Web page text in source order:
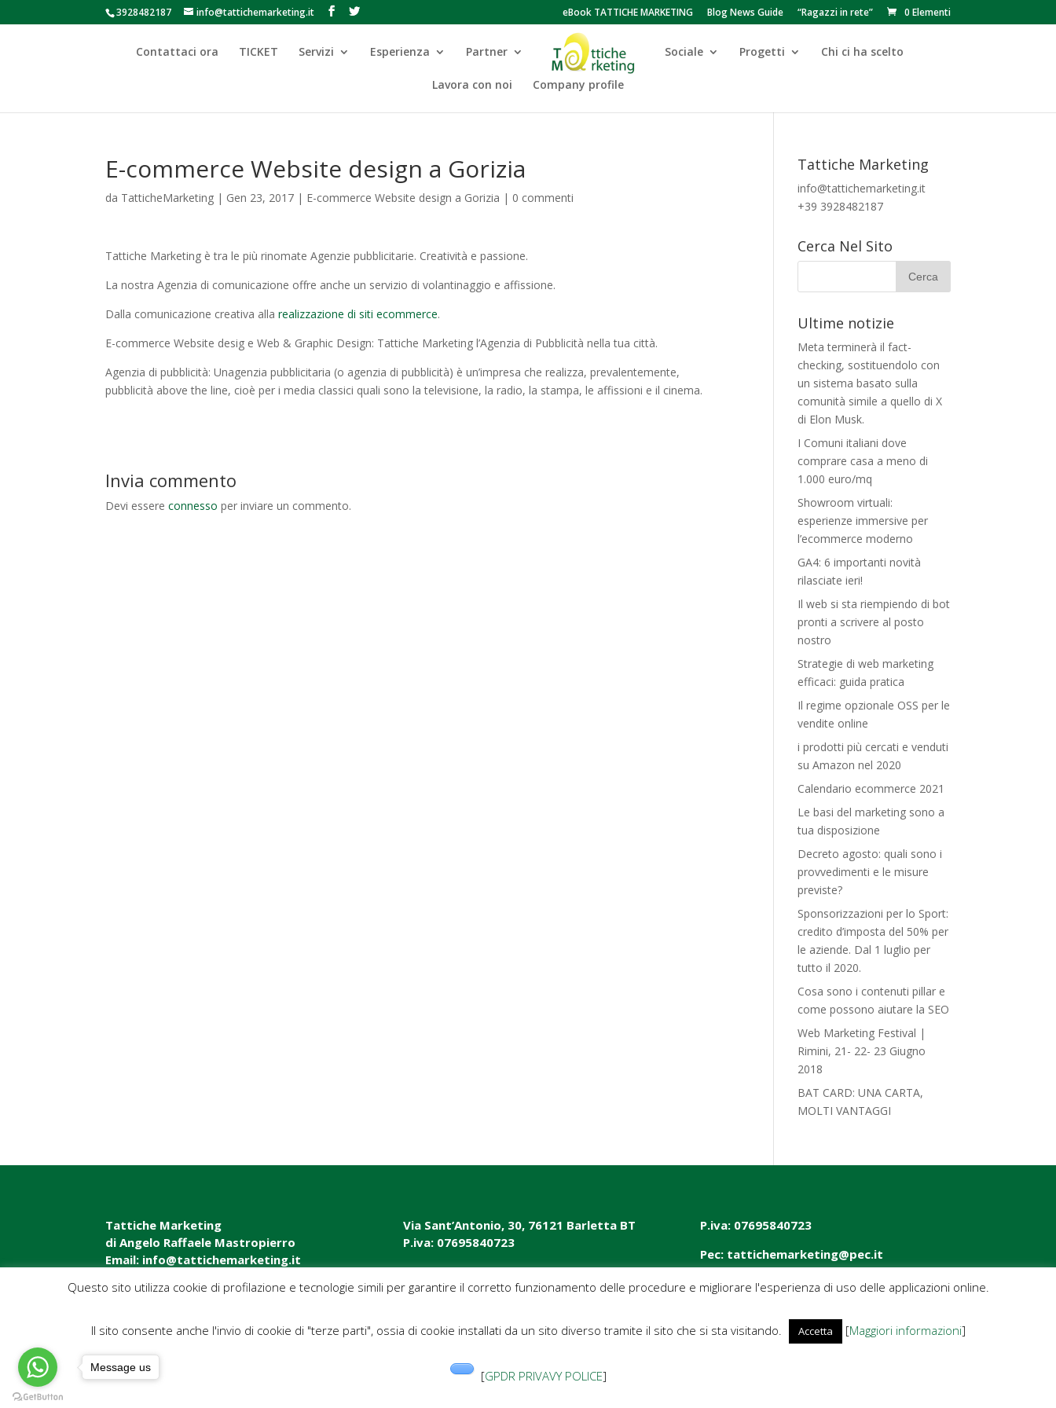
3928482187 info@tattichemarketing.it eBook TATTICHE MARKETING Blog News Guide “Ragazzi in rete” 0 Elementi
Contattaci ora TICKET Servizi Esperienza Partner Sociale Progetti Chi ci ha scelto
Lavora con noi Company profile
E-commerce Website design a Gorizia
da TatticheMarketing | Gen 23, 2017 | E-commerce Website design a Gorizia | 0 commenti
Tattiche Marketing è tra le più rinomate Agenzie pubblicitarie. Creatività e passione.
La nostra Agenzia di comunicazione offre anche un servizio di volantinaggio e affissione.
Dalla comunicazione creativa allarealizzazione di siti ecommerce.
E-commerce Website desig e Web & Graphic Design: Tattiche Marketing l’Agenzia di Pubblicità nella tua città.
Agenzia di pubblicità: Unagenzia pubblicitaria (o agenzia di pubblicità) è un’impresa che realizza, prevalentemente,
pubblicità above the line, cioè per i media classici quali sono la televisione, la radio, la stampa, le affissioni e il cinema.
Invia commento
Devi essereconnesso per inviare un commento.
Tattiche Marketing
info@tattichemarketing.it
+39 3928482187
Cerca Nel Sito
Ultime notizie
Meta terminerà il fact-
checking, sostituendolo con
un sistema basato sulla
comunità simile a quello di X
di Elon Musk.
I Comuni italiani dove
comprare casa a meno di
1.000 euro/mq
Showroom virtuali:
esperienze immersive per
l’ecommerce moderno
GA4: 6 importanti novità
rilasciate ieri!
Il web si sta riempiendo di bot
pronti a scrivere al posto
nostro
Strategie di web marketing
efficaci: guida pratica
Il regime opzionale OSS per le
vendite online
i prodotti più cercati e venduti
su Amazon nel 2020
Calendario ecommerce 2021
Le basi del marketing sono a
tua disposizione
Decreto agosto: quali sono i
provvedimenti e le misure
previste?
Sponsorizzazioni per lo Sport:
credito d’imposta del 50% per
le aziende. Dal 1 luglio per
tutto il 2020.
Cosa sono i contenuti pillar e
come possono aiutare la SEO
Web Marketing Festival |
Rimini, 21- 22- 23 Giugno
2018‎
BAT CARD: UNA CARTA,
MOLTI VANTAGGI
Tattiche Marketing
di Angelo Raffaele Mastropierro
Email: info@tattichemarketing.it
Via Sant’Antonio, 30, 76121 Barletta BT
P.iva: 07695840723
P.iva: 07695840723
Pec: tattichemarketing@pec.it
eBook TATTICHE MARKETING “Ragazzi in rete”
Questo sito utilizza cookie di profilazione e tecnologie simili per garantire il corretto funzionamento delle procedure e migliorare l'esperienza di uso delle applicazioni online.
Il sito consente anche l'invio di cookie di "terze parti", ossia di cookie installati da un sito diverso tramite il sito che si sta visitando. Accetta [Maggiori informazioni]
[GPDR PRIVAVY POLICE]
Message us